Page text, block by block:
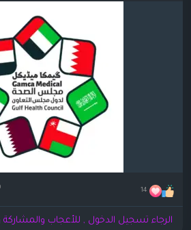
14 0 التعليقات
الرجاء تسجيل الدخول , للأعجاب والمشاركة